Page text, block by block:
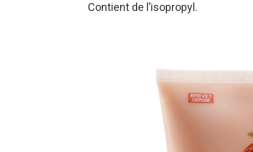
Contient de l’isopropyl.